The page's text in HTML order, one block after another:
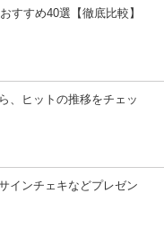
すすめ40選【徹底比較】
、ヒットの推移をチェッ
インチェキなどプレゼン